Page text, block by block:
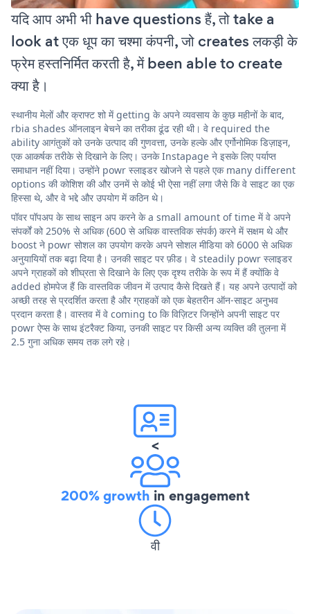
यदि आप अभी भी have questions हैं, तो take a
look at एक धूप का चश्मा कंपनी, जो creates लकड़ी के
फ्रेम हस्तनिर्मित करती है, में been able to create
क्या है।
स्थानीय मेलों और क्राफ्ट शो में getting के अपने व्यवसाय के कुछ महीनों के बाद,
rbia shades ऑनलाइन बेचने का तरीका ढूंढ रही थी। वे required the
ability आगंतुकों को उनके उत्पाद की गुणवत्ता, उनके हल्के और एर्गोनोमिक डिज़ाइन,
एक आकर्षक तरीके से दिखाने के लिए। उनके Instapage ने इसके लिए पर्याप्त
समाधान नहीं दिया। उन्होंने powr स्लाइडर खोजने से पहले एक many different
options की कोशिश की और उनमें से कोई भी ऐसा नहीं लगा जैसे कि वे साइट का एक
हिस्सा थे, और वे भद्दे और उपयोग में कठिन थे।
पॉवर पॉपअप के साथ साइन अप करने के a small amount of time में वे अपने
संपर्कों को 250% से अधिक (600 से अधिक वास्तविक संपर्क) करने में सक्षम थे और
boost ने powr सोशल का उपयोग करके अपने सोशल मीडिया को 6000 से अधिक
अनुयायियों तक बढ़ा दिया है। उनकी साइट पर फ़ीड। वे steadily powr स्लाइडर
अपने ग्राहकों को शीघ्रता से दिखाने के लिए एक दृश्य तरीके के रूप में हैं क्योंकि वे
added होमपेज हैं कि वास्तविक जीवन में उत्पाद कैसे दिखते हैं। यह अपने उत्पादों को
अच्छी तरह से प्रदर्शित करता है और ग्राहकों को एक बेहतरीन ऑन-साइट अनुभव
प्रदान करता है। वास्तव में वे coming to कि विज़िटर जिन्होंने अपनी साइट पर
powr ऐप्स के साथ इंटरैक्ट किया, उनकी साइट पर किसी अन्य व्यक्ति की तुलना में
2.5 गुना अधिक समय तक लगे रहे।
<
200% growth in engagement
वी